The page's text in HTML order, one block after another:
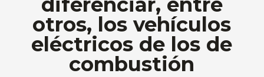
otros, los vehículos
eléctricos de los de
combustión